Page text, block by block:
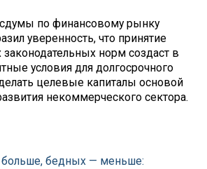
по финансовому рынку
уверенность, что принятие
норм создаст в
условия для долгосрочного
целевые капиталы основой
некоммерческого сектора.
больше, бедных — меньше: